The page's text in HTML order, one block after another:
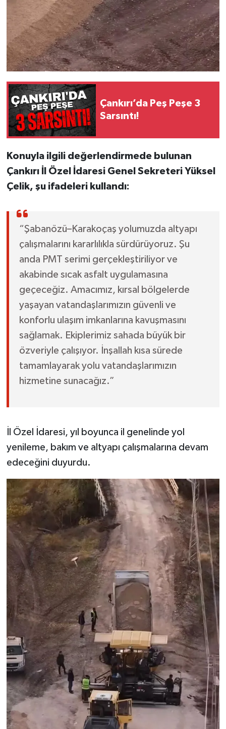
Çankırı’da Peş Peşe 3
Sarsıntı!
Konuyla ilgili değerlendirmede bulunan
Çankırı İl Özel İdaresi Genel Sekreteri Yüksel
Çelik, şu ifadeleri kullandı:
“Şabanözü–Karakoçaş yolumuzda altyapı
çalışmalarını kararlılıkla sürdürüyoruz. Şu
anda PMT serimi gerçekleştiriliyor ve
akabinde sıcak asfalt uygulamasına
geçeceğiz. Amacımız, kırsal bölgelerde
yaşayan vatandaşlarımızın güvenli ve
konforlu ulaşım imkanlarına kavuşmasını
sağlamak. Ekiplerimiz sahada büyük bir
özveriyle çalışıyor. İnşallah kısa sürede
tamamlayarak yolu vatandaşlarımızın
hizmetine sunacağız.”
İl Özel İdaresi, yıl boyunca il genelinde yol
yenileme, bakım ve altyapı çalışmalarına devam
edeceğini duyurdu.